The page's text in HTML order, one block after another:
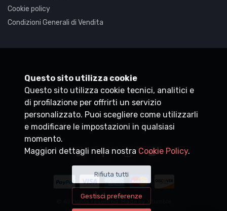
Cookie policy
Condizioni Generali di Vendita
Synaptica
P.IVA 05830520960
+39 0200704272
customercare@synaptica.info
© All rights reserved. Made by
Questo sito utilizza cookie
Questo sito utilizza cookie tecnici, analitici e
di profilazione per offrirti un servizio
personalizzato. Puoi scegliere come utilizzarli
e modificare le impostazioni in qualsiasi
momento.
Maggiori dettagli nella nostra Cookie Policy.
Rifiuta tutti
Gestisci preferenze